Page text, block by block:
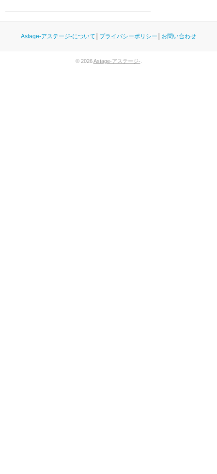
Astage-アステージ-について プライバシーポリシー お問い合わせ
© 2026Astage-アステージ-